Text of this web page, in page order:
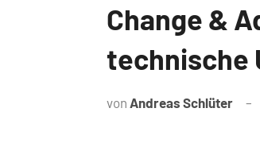
Referenz
Change &
technische
von Andreas Schlüter